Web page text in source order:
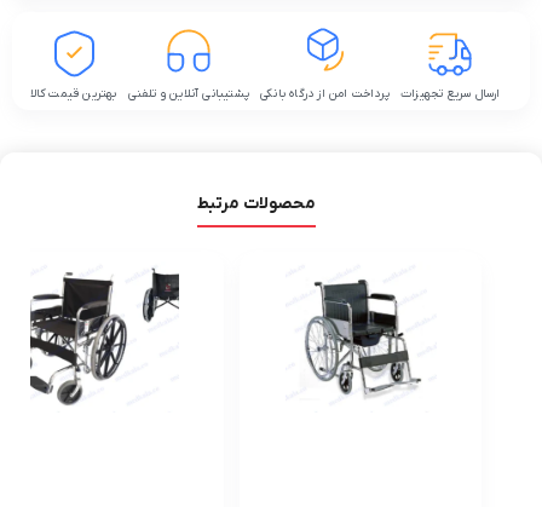
ارسال سریع تجهیزات پرداخت امن از درگاه بانکی پشتیبانی آنلاین و تلفنی بهترین قیمت کالا
محصولات مرتبط